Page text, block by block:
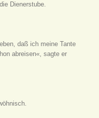
Dienerstube.
daß ich meine Tante
abreisen«, sagte er